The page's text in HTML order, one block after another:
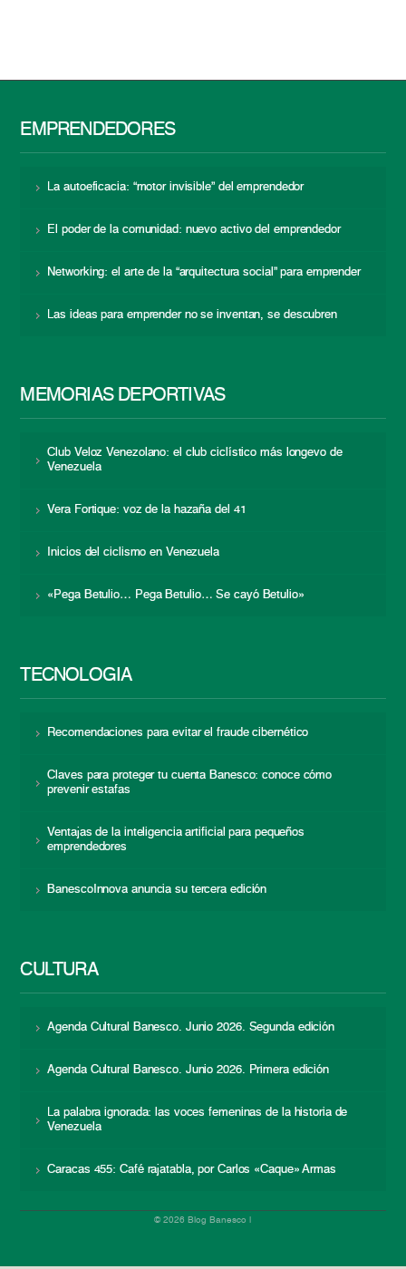
EMPRENDEDORES
La autoeficacia: “motor invisible” del emprendedor
El poder de la comunidad: nuevo activo del emprendedor
Networking: el arte de la “arquitectura social” para emprender
Las ideas para emprender no se inventan, se descubren
MEMORIAS DEPORTIVAS
Club Veloz Venezolano: el club ciclístico más longevo de
Venezuela
Vera Fortique: voz de la hazaña del 41
Inicios del ciclismo en Venezuela
«Pega Betulio… Pega Betulio… Se cayó Betulio»
TECNOLOGÍA
Recomendaciones para evitar el fraude cibernético
Claves para proteger tu cuenta Banesco: conoce cómo
prevenir estafas
Ventajas de la inteligencia artificial para pequeños
emprendedores
BanescoInnova anuncia su tercera edición
CULTURA
Agenda Cultural Banesco. Junio 2026. Segunda edición
Agenda Cultural Banesco. Junio 2026. Primera edición
La palabra ignorada: las voces femeninas de la historia de
Venezuela
Caracas 455: Café rajatabla, por Carlos «Caque» Armas
© 2026 Blog Banesco |